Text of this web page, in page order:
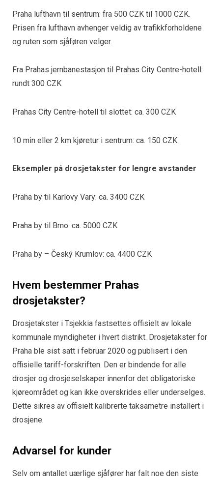
Praha lufthavn til sentrum: fra 500 CZK til 1000 CZK.
Prisen fra lufthavn avhenger veldig av trafikkforholdene
og ruten som sjåføren velger.
Fra Prahas jernbanestasjon til Prahas City Centre-hotell:
rundt 300 CZK
Prahas City Centre-hotell til slottet: ca. 300 CZK
10 min eller 2 km kjøretur i sentrum: ca. 150 CZK
Eksempler på drosjetakster for lengre avstander
Praha by til Karlovy Vary: ca. 3400 CZK
Praha by til Brno: ca. 5000 CZK
Praha by – Český Krumlov: ca. 4400 CZK
Hvem bestemmer Prahas
drosjetakster?
Drosjetakster i Tsjekkia fastsettes offisielt av lokale
kommunale myndigheter i hvert distrikt. Drosjetakster for
Praha ble sist satt i februar 2020 og publisert i den
offisielle tariff-forskriften. Den er bindende for alle
drosjer og drosjeselskaper innenfor det obligatoriske
kjøreområdet og kan ikke overskrides eller underselges.
Dette sikres av offisielt kalibrerte taksametre installert i
drosjene.
Advarsel for kunder
Selv om antallet uærlige sjåfører har falt noe den siste